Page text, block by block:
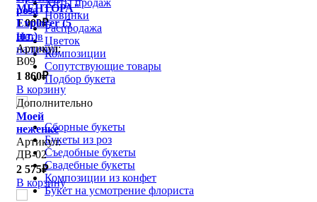
МЕНТОРА"
1 000₽
Нет в
наличии
роза
Explorer (5
шт.)
Артикул:
В09
1 860₽
В корзину
Моей
неженке
Артикул:
ДВ-02
2 575₽
В корзину
Новинки
Распродажа
Цветок
Композиции
Сопутствующие товары
Подбор букета
Дополнительно
Сборные букеты
Букеты из роз
Съедобные букеты
Свадебные букеты
Композиции из конфет
Букет на усмотрение флориста